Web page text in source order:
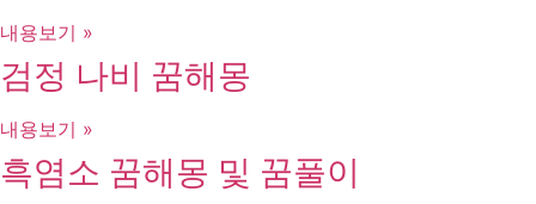
내용보기 »
검정 나비 꿈해몽
내용보기 »
흑염소 꿈해몽 및 꿈풀이